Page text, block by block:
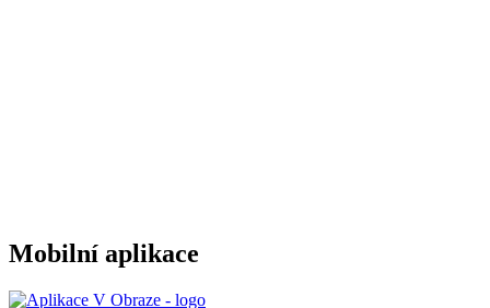
Mobilní aplikace